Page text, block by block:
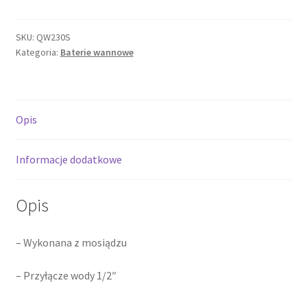
19cm,
chrom
SKU: QW230S
Kategoria: Baterie wannowe
Opis
Informacje dodatkowe
Opis
– Wykonana z mosiądzu
– Przyłącze wody 1/2″